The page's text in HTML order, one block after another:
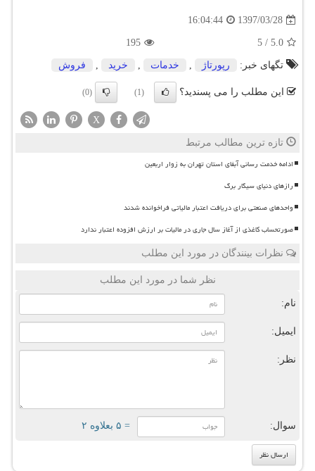
1397/03/28
16:04:44
5.0
/
5
195
تگهای خبر: رپورتاژ , خدمات , خرید , فروش
این مطلب را می پسندید؟ (1)
(0)
X
تازه ترین مطالب مرتبط
ادامه خدمت رسانی آبفای استان تهران به زوار اربعین
رازهای دنیای سیگار برگ
واحدهای صنعتی برای دریافت اعتبار مالیاتی فراخوانده شدند
صورتحساب کاغذی از آغاز سال جاری در مالیات بر ارزش افزوده اعتبار ندارد
نظرات بینندگان در مورد این مطلب
نظر شما در مورد این مطلب
نام:
ایمیل:
نظر:
سوال: = ۵ بعلاوه ۲